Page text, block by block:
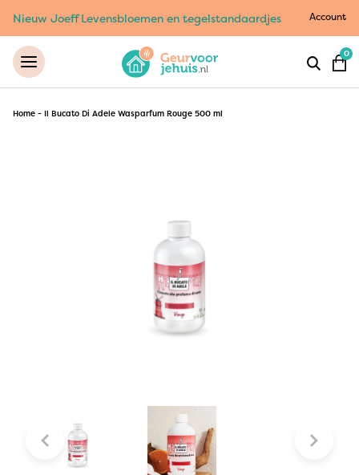
Nieuw Joeff Levensbloemen en tegelstandaardjes Account
0
Home - Il Bucato Di Adele Wasparfum Rouge 500 ml